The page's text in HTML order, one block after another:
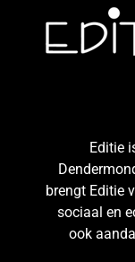
Editie
brengt Editie
sociaal en
ook